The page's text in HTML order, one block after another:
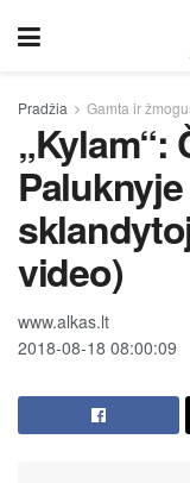
Pradžia Gamta ir
„Kylam“:
video)
www.alkas.lt
2018-08-18 08:00:09